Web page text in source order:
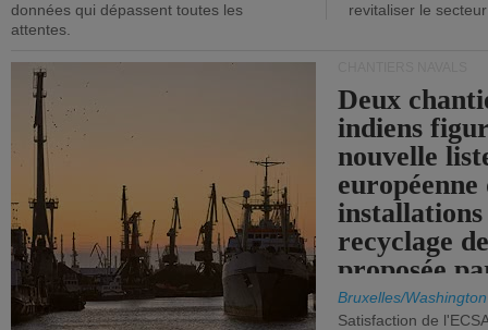
données qui dépassent toutes les
attentes.
revitaliser le secteur
Deux
indiens
nouvelle
européenne
installations
recyclage
proposée
Bruxelles/Washington
Satisfaction de